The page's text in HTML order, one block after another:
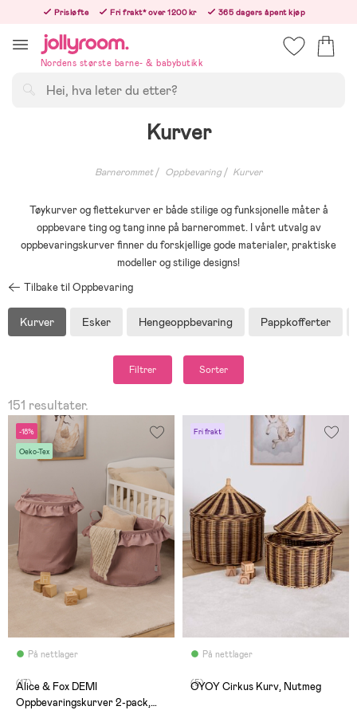
innehållet
Prisløfte Fri frakt* over 1200 kr
365 dagers åpent kjøp
Nordens største barne- & babybutikk
Kurver
Barnerommet Oppbevaring Kurver
Tøykurver og flettekurver er både stilige og funksjonelle måter å
oppbevare ting og tang inne på barnerommet. I vårt utvalg av
oppbevaringskurver finner du forskjellige gode materialer, praktiske
modeller og stilige designs!
Tilbake til Oppbevaring
Kurver Esker Hengeoppbevaring Pappkofferter
Filtrer Sorter
151 resultater.
-18%
Oeko-Tex
På nettlager
(17)
Alice & Fox DEMI
Oppbevaringskurver 2-pack,
Fri frakt
På nettlager
(5)
OYOY Cirkus Kurv, Nutmeg